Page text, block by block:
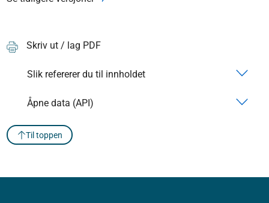
Skriv ut / lag PDF
Slik refererer du til innholdet
Åpne data (API)
Til toppen